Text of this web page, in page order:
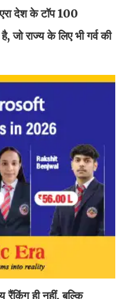
देश के टॉप 100
जो राज्य के लिए भी गर्व की
रैंकिंग ही नहीं, बल्कि